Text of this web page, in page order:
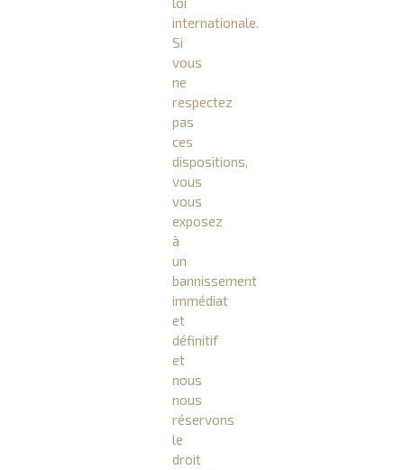
internationale.
Si
vous
ne
respectez
pas
ces
dispositions,
vous
vous
exposez
à
un
bannissement
immédiat
et
définitif
et
nous
nous
réservons
le
droit